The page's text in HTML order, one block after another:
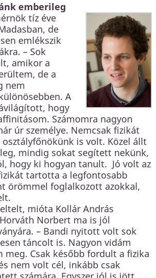
emberileg
tíz éve
de
emlékszik
– Sok
amikor a
de a
nem
A
hogy
Számomra nagyon
úr személye. Nemcsak fizikát
is volt. Közel állt
mindig sokat segített nekünk,
hogy ki hogyan tanult. Jó volt az
tartotta a legfontosabb
örömmel foglalkozott azokkal,
mióta Kollár András
Norbert ma is jól
– Bandi nyitott volt sok
táncolt is. Nagyon vidám
meg. Csak később fordult a fizika
nem volt cél, inkább csak